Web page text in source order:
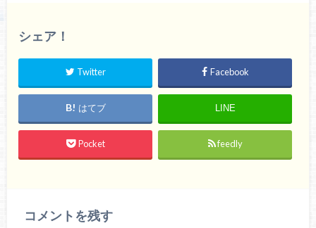
シェア！
Twitter Facebook
はてブ LINE
Pocket feedly
コメントを残す